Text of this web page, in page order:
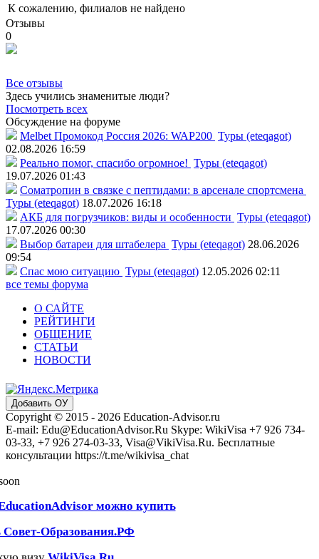
К сожалению, филиалов не найдено
Отзывы
0
Все отзывы
Здесь учились знаменитые люди?
Посмотреть всех
Обсуждение на форуме
Melbet Промокод Россия 2026: WAP200 Туры (eteqagot)
02.08.2026 16:59
Реально помог, спасибо огромное! Туры (eteqagot)
19.07.2026 01:43
Соматропин в связке с пептидами: в арсенале спортсмена
Туры (eteqagot) 18.07.2026 16:18
АКБ для погрузчиков: виды и особенности Туры (eteqagot)
17.07.2026 00:30
Выбор батареи для штабелера Туры (eteqagot) 28.06.2026
09:54
Спас мою ситуацию Туры (eteqagot) 12.05.2026 02:11
все темы форума
О САЙТЕ
РЕЙТИНГИ
ОБЩЕНИЕ
СТАТЬИ
НОВОСТИ
Добавить ОУ
Copyright © 2015 - 2026 Education-Advisor.ru
E-mail: Edu@EducationAdvisor.Ru Skype: WikiVisa +7 926 734-
03-33, +7 926 274-03-33, Visa@VikiVisa.Ru. Бесплатные
консультации https://t.me/wikivisa_chat
можно купить
Совет-Образования.РФ